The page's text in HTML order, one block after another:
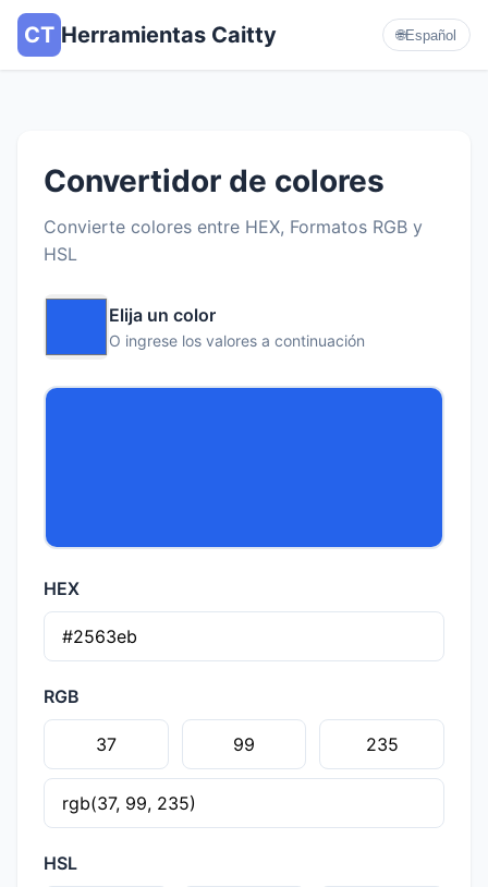
CT Herramientas Caitty 🌐Español
Convertidor de colores
Convierte colores entre HEX, Formatos RGB y
HSL
Elija un color
O ingrese los valores a continuación
HEX
RGB
HSL